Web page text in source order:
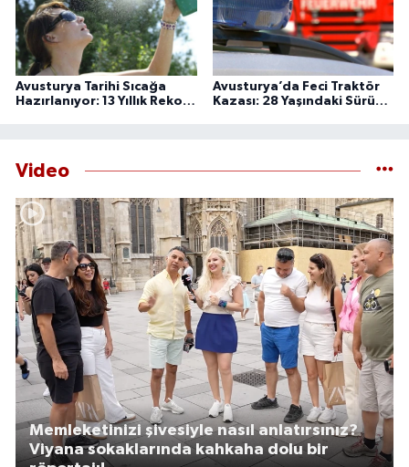
Avusturya Tarihi Sıcağa
Hazırlanıyor: 13 Yıllık Rekor
Avusturya’da Feci Traktör
Kazası: 28 Yaşındaki Sürücü
Video
Memleketinizi şivesiyle nasıl anlatırsınız?
Viyana sokaklarında kahkaha dolu bir